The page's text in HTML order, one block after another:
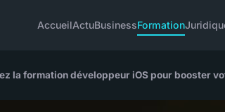
AccueilActuBusinessFormation
la formation développeur iOS pour booster